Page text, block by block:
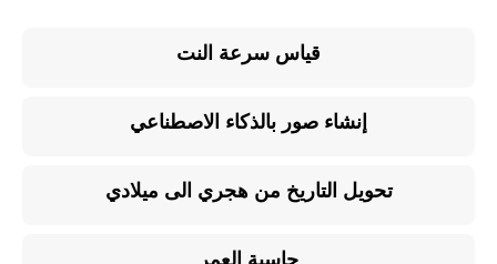
قياس سرعة النت
إنشاء صور بالذكاء الاصطناعي
تحويل التاريخ من هجري الى ميلادي
حاسبة العمر